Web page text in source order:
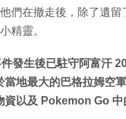
們在撤走後，除了遺
精靈。
發生後已駐守阿富汗
當地最大的巴格拉姆空
資以及 Pokemon Go 中